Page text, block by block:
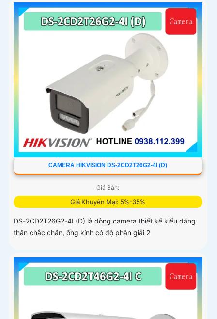
CAMERA HIKVISION DS-2CD2T26G2-4I (D)
Giá Bán:
Giá Khuyến Mại: 5%-35%
DS-2CD2T26G2-4I (D) là dòng camera thiết kế kiểu dáng
thân chắc chắn, ống kính có độ phân giải 2